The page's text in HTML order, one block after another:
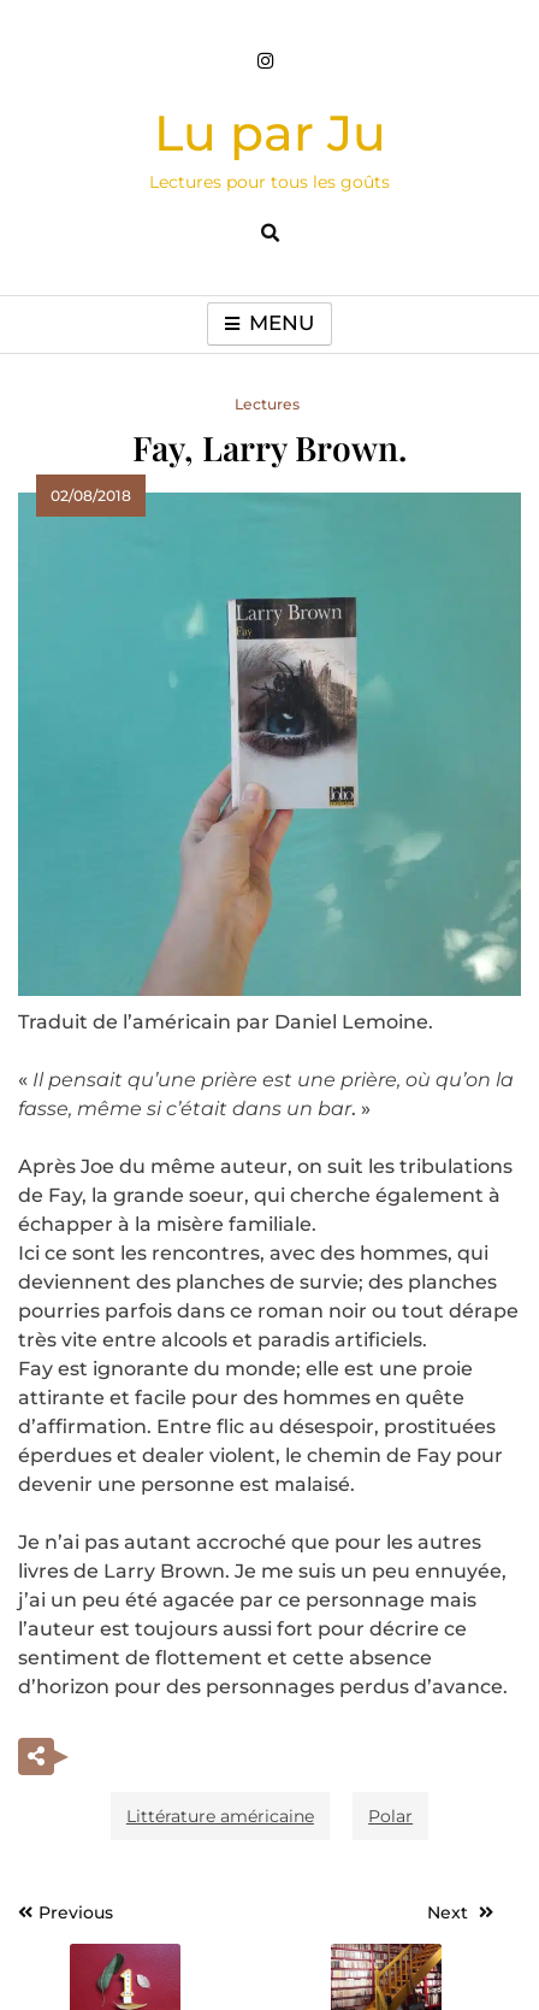
Lu par Ju
Lectures pour tous les goûts
MENU
Lectures
Fay, Larry Brown.
02/08/2018
Traduit de l’américain par Daniel Lemoine.
« Il pensait qu’une prière est une prière, où qu’on la
fasse, même si c’était dans un bar. »
Après Joe du même auteur, on suit les tribulations
de Fay, la grande soeur, qui cherche également à
échapper à la misère familiale.
Ici ce sont les rencontres, avec des hommes, qui
deviennent des planches de survie; des planches
pourries parfois dans ce roman noir ou tout dérape
très vite entre alcools et paradis artificiels.
Fay est ignorante du monde; elle est une proie
attirante et facile pour des hommes en quête
d’affirmation. Entre flic au désespoir, prostituées
éperdues et dealer violent, le chemin de Fay pour
devenir une personne est malaisé.
Je n’ai pas autant accroché que pour les autres
livres de Larry Brown. Je me suis un peu ennuyée,
j’ai un peu été agacée par ce personnage mais
l’auteur est toujours aussi fort pour décrire ce
sentiment de flottement et cette absence
d’horizon pour des personnages perdus d’avance.
Littérature américaine Polar
Navigation
l’article
Previous Next